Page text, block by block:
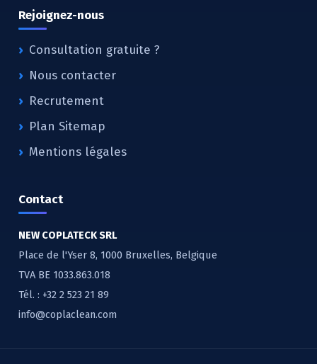
Rejoignez-nous
Consultation gratuite ?
Nous contacter
Recrutement
Plan Sitemap
Mentions légales
Contact
NEW COPLATECK SRL
Place de l'Yser 8, 1000 Bruxelles, Belgique
TVA BE 1033.863.018
Tél. : +32 2 523 21 89
info@coplaclean.com